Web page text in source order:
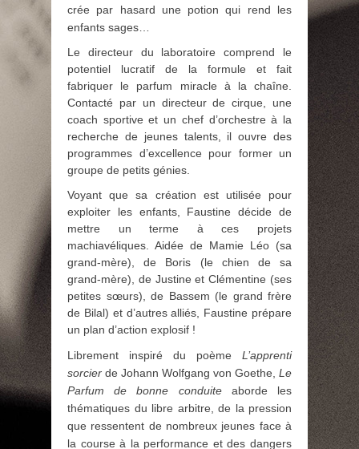
crée par hasard une potion qui rend les
enfants sages…
Le directeur du laboratoire comprend le
potentiel lucratif de la formule et fait
fabriquer le parfum miracle à la chaîne.
Contacté par un directeur de cirque, une
coach sportive et un chef d’orchestre à la
recherche de jeunes talents, il ouvre des
programmes d’excellence pour former un
groupe de petits génies.
Voyant que sa création est utilisée pour
exploiter les enfants, Faustine décide de
mettre un terme à ces projets
machiavéliques. Aidée de Mamie Léo (sa
grand-mère), de Boris (le chien de sa
grand-mère), de Justine et Clémentine (ses
petites sœurs), de Bassem (le grand frère
de Bilal) et d’autres alliés, Faustine prépare
un plan d’action explosif !
Librement inspiré du poème L’apprenti
sorcier de Johann Wolfgang von Goethe, Le
Parfum de bonne conduiteaborde les
thématiques du libre arbitre, de la pression
que ressentent de nombreux jeunes face à
la course à la performance et des dangers